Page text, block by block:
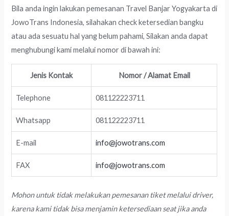
Bila anda ingin lakukan pemesanan Travel Banjar Yogyakarta di
JowoTrans Indonesia, silahakan check ketersedian bangku
atau ada sesuatu hal yang belum pahami, Silakan anda dapat
menghubungi kami melalui nomor di bawah ini:
Jenis Kontak Nomor / Alamat Email
Telephone 081122223711
Whatsapp 081122223711
E-mail info@jowotrans.com
FAX info@jowotrans.com
Mohon untuk tidak melakukan pemesanan tiket melalui driver,
karena kami tidak bisa menjamin ketersediaan seat jika anda